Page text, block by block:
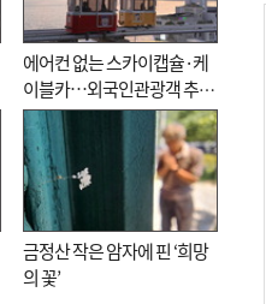
에어컨 없는 스카이캡슐·케
이블카…외국인관광객 추억
대신 고역 될라
금정산 작은 암자에 핀 ‘희망
의 꽃’